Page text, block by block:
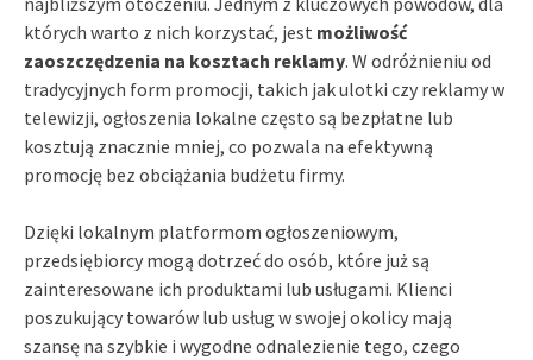
których warto z nich korzystać, jest możliwość
zaoszczędzenia na kosztach reklamy. W odróżnieniu od
tradycyjnych form promocji, takich jak ulotki czy reklamy w
telewizji, ogłoszenia lokalne często są bezpłatne lub
kosztują znacznie mniej, co pozwala na efektywną
promocję bez obciążania budżetu firmy.
Dzięki lokalnym platformom ogłoszeniowym,
przedsiębiorcy mogą dotrzeć do osób, które już są
zainteresowane ich produktami lub usługami. Klienci
poszukujący towarów lub usług w swojej okolicy mają
szansę na szybkie i wygodne odnalezienie tego, czego